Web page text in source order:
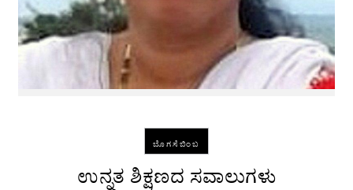
ಬೊಗಸೆಬಿಂಬ
ಉನ್ನತ ಶಿಕ್ಷಣದ ಸವಾಲುಗಳು